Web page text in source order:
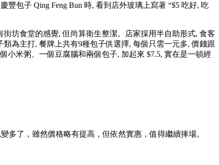
包子 Qing Feng Bun 時, 看到店外玻璃上寫著 “$5 吃好, 吃
坊食堂的感覺, 但尚算衛生整潔。店家採用半自助形式, 食客
為主打, 餐牌上共有9種包子供選擇, 每個只需一元多, 價錢跟
米粥、一個豆腐腦和兩個包子, 加起來 $7.5, 實在是一頓經
多了，雖然價格略有提高，但依然實惠，值得繼續捧場。